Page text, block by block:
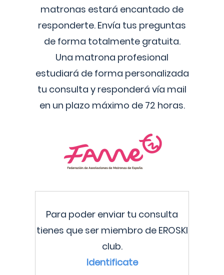
matronas estará encantado de
responderte. Envía tus preguntas
de forma totalmente gratuita.
Una matrona profesional
estudiará de forma personalizada
tu consulta y responderá vía mail
en un plazo máximo de 72 horas.
Para poder enviar tu consulta
tienes que ser miembro de EROSKI
club.
Identificate